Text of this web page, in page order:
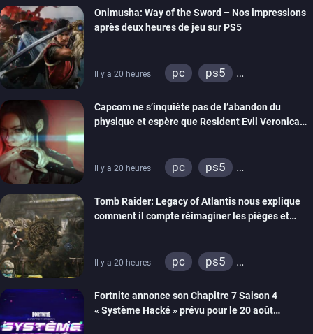
Onimusha: Way of the Sword – Nos impressions
après deux heures de jeu sur PS5
Il y a 20 heures pc
ps5
Capcom ne s’inquiète pas de l’abandon du
physique et espère que Resident Evil Veronica
Il y a 20 heures pc
ps5
Tomb Raider: Legacy of Atlantis nous explique
comment il compte réimaginer les pièges et
Il y a 20 heures pc
ps5
Fortnite annonce son Chapitre 7 Saison 4
« Système Hacké » prévu pour le 20 août